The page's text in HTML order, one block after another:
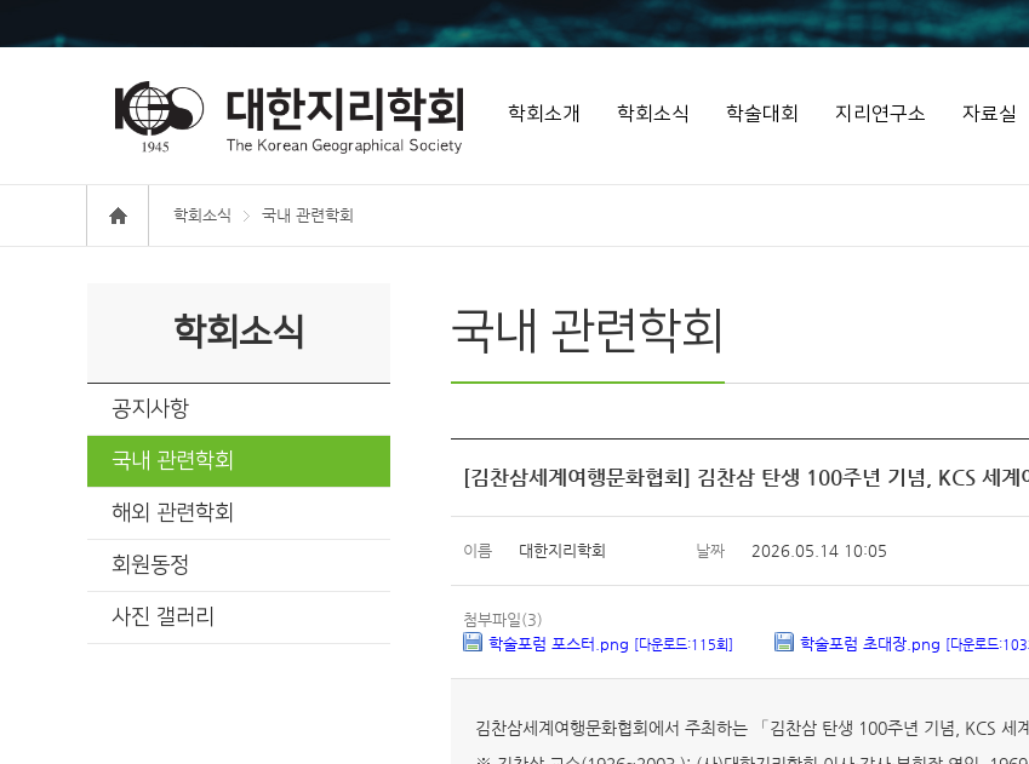
학회소개 학회소식 학술대회 지리연구소 자료실
학회소식 국내 관련학회
학회소식
공지사항
국내 관련학회
해외 관련학회
회원동정
사진 갤러리
국내 관련학회
[김찬삼세계여행문화협회] 김찬삼 탄생 100주년 기념, KCS 세계
이름 대한지리학회 날짜 2026.05.14 10:05
첨부파일(3)
학술포럼 포스터.png [다운로드:115회] 학술포럼 초대장.png [다운로드:103
김찬삼세계여행문화협회에서 주최하는 「김찬삼 탄생 100주년 기념, KCS 세